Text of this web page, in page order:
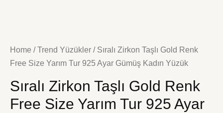
Home /Trend Yüzükler / Sıralı Zirkon Taşlı Gold Renk
Free Size Yarım Tur 925 Ayar Gümüş Kadın Yüzük
Sıralı Zirkon Taşlı Gold Renk
Free Size Yarım Tur 925 Ayar
Taşlı
Gold
Free
Size